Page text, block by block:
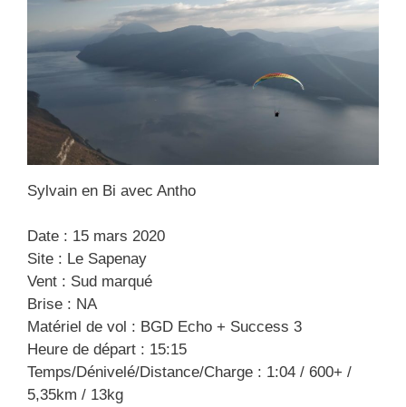
Sylvain en Bi avec Antho
Date : 15 mars 2020
Site : Le Sapenay
Vent : Sud marqué
Brise : NA
Matériel de vol : BGD Echo + Success 3
Heure de départ : 15:15
Temps/Dénivelé/Distance/Charge : 1:04 / 600+ /
5,35km / 13kg